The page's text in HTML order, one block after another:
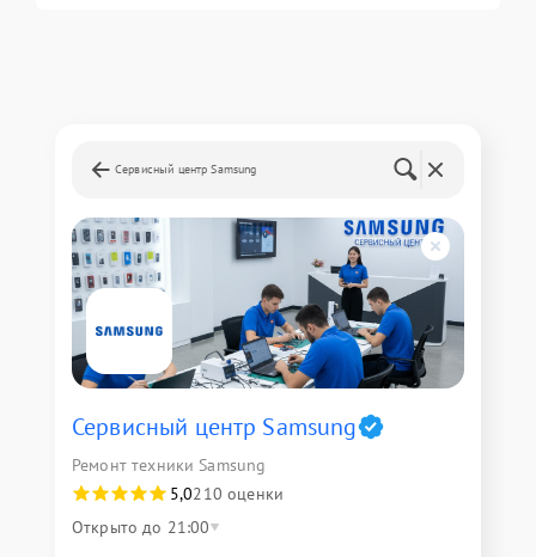
Сервисный центр Samsung
Сервисный центр Samsung
Ремонт техники Samsung
5,0210 оценки
Открыто до 21:00